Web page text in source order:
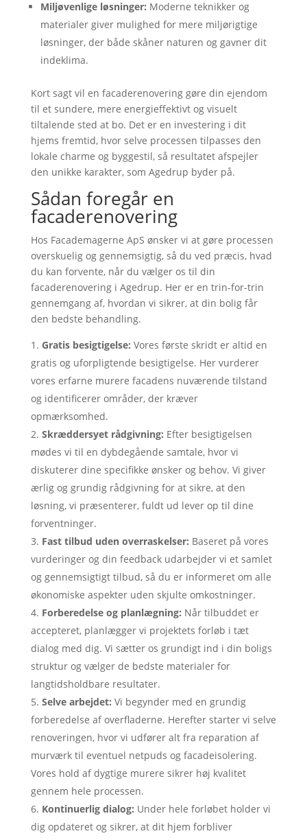
Miljøvenlige løsninger: Moderne teknikker og
materialer giver mulighed for mere miljørigtige
løsninger, der både skåner naturen og gavner dit
indeklima.
Kort sagt vil en facaderenovering gøre din ejendom
til et sundere, mere energieffektivt og visuelt
tiltalende sted at bo. Det er en investering i dit
hjems fremtid, hvor selve processen tilpasses den
lokale charme og byggestil, så resultatet afspejler
den unikke karakter, som Agedrup byder på.
Sådan foregår en
facaderenovering
Hos Facademagerne ApS ønsker vi at gøre processen
overskuelig og gennemsigtig, så du ved præcis, hvad
du kan forvente, når du vælger os til din
facaderenovering i Agedrup. Her er en trin-for-trin
gennemgang af, hvordan vi sikrer, at din bolig får
den bedste behandling.
Gratis besigtigelse: Vores første skridt er altid en
gratis og uforpligtende besigtigelse. Her vurderer
vores erfarne murere facadens nuværende tilstand
og identificerer områder, der kræver
opmærksomhed.
Skræddersyet rådgivning: Efter besigtigelsen
mødes vi til en dybdegående samtale, hvor vi
diskuterer dine specifikke ønsker og behov. Vi giver
ærlig og grundig rådgivning for at sikre, at den
løsning, vi præsenterer, fuldt ud lever op til dine
forventninger.
Fast tilbud uden overraskelser: Baseret på vores
vurderinger og din feedback udarbejder vi et samlet
og gennemsigtigt tilbud, så du er informeret om alle
økonomiske aspekter uden skjulte omkostninger.
Forberedelse og planlægning: Når tilbuddet er
accepteret, planlægger vi projektets forløb i tæt
dialog med dig. Vi sætter os grundigt ind i din boligs
struktur og vælger de bedste materialer for
langtidsholdbare resultater.
Selve arbejdet: Vi begynder med en grundig
forberedelse af overfladerne. Herefter starter vi selve
renoveringen, hvor vi udfører alt fra reparation af
murværk til eventuel netpuds og facadeisolering.
Vores hold af dygtige murere sikrer høj kvalitet
gennem hele processen.
Kontinuerlig dialog: Under hele forløbet holder vi
dig opdateret og sikrer, at dit hjem forbliver